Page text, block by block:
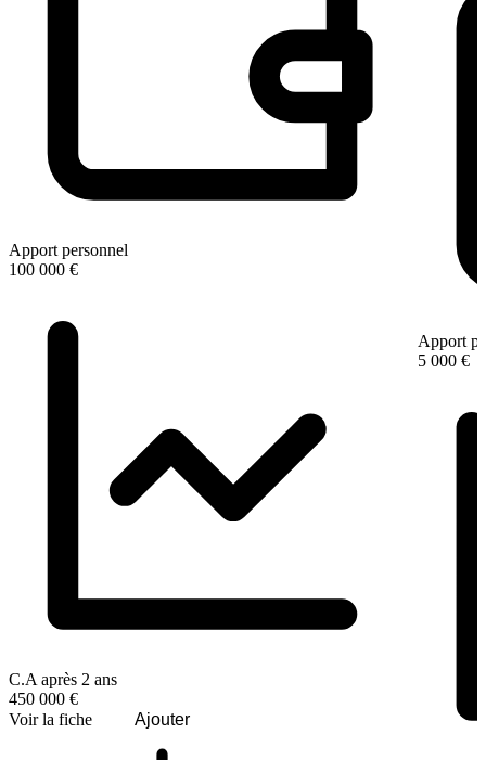
Apport personnel
100 000 €
C.A après 2 ans
450 000 €
Voir la fiche
Ajouter
Apport
5 000 €